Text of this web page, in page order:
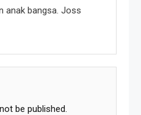
anak bangsa. Joss
be published.